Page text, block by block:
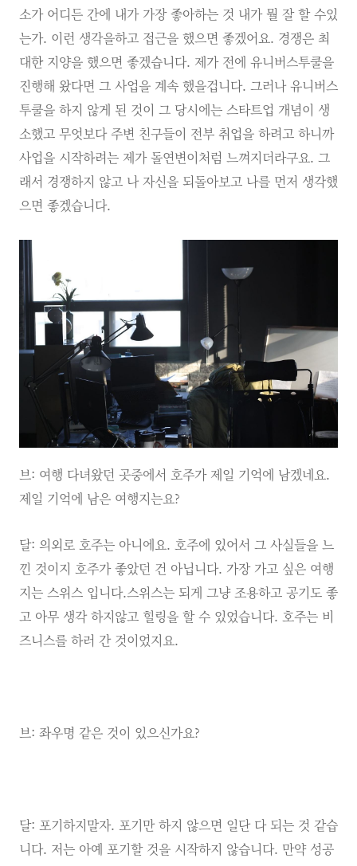
소가 어디든 간에 내가 가장 좋아하는 것 내가 뭘 잘 할 수있
는가. 이런 생각을하고 접근을 했으면 좋겠어요. 경쟁은 최
대한 지양을 했으면 좋겠습니다. 제가 전에 유니버스투쿨을
진행해 왔다면 그 사업을 계속 했을겁니다. 그러나 유니버스
투쿨을 하지 않게 된 것이 그 당시에는 스타트업 개념이 생
소했고 무엇보다 주변 친구들이 전부 취업을 하려고 하니까
사업을 시작하려는 제가 돌연변이처럼 느껴지더라구요. 그
래서 경쟁하지 않고 나 자신을 되돌아보고 나를 먼저 생각했
으면 좋겠습니다.
브: 여행 다녀왔던 곳중에서 호주가 제일 기억에 남겠네요.
제일 기억에 남은 여행지는요?
달: 의외로 호주는 아니에요. 호주에 있어서 그 사실들을 느
낀 것이지 호주가 좋았던 건 아닙니다. 가장 가고 싶은 여행
지는 스위스 입니다.스위스는 되게 그냥 조용하고 공기도 좋
고 아무 생각 하지않고 힐링을 할 수 있었습니다. 호주는 비
즈니스를 하러 간 것이었지요.
브: 좌우명 같은 것이 있으신가요?
달: 포기하지말자. 포기만 하지 않으면 일단 다 되는 것 같습
니다. 저는 아예 포기할 것을 시작하지 않습니다. 만약 성공